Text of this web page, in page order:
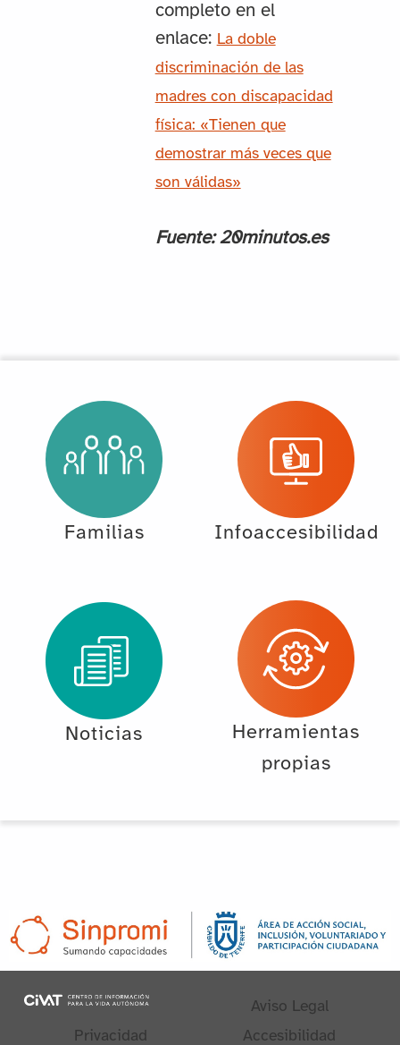
completo en el
enlace: La doble
discriminación de las
madres con discapacidad
física: «Tienen que
demostrar más veces que
son válidas»
Fuente: 20minutos.es
Familias Infoaccesibilidad
Noticias
Herramientas
propias
Aviso Legal
Privacidad
Accesibilidad